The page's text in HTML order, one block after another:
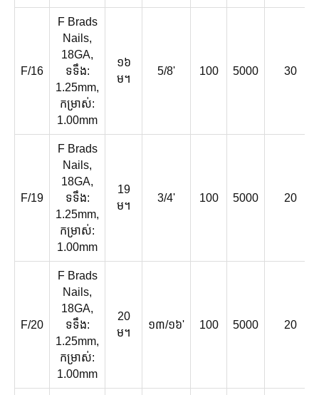
F/16
F Brads
Nails,
18GA,
ទទឹង:
1.25mm,
កម្រាស់:
1.00mm
១៦
ម។
5/8' 100 5000 30
F/19
F Brads
Nails,
18GA,
ទទឹង:
1.25mm,
កម្រាស់:
1.00mm
19
ម។
3/4' 100 5000 20
F/20
F Brads
Nails,
18GA,
ទទឹង:
1.25mm,
កម្រាស់:
1.00mm
20
ម។
១៣/១៦' 100 5000 20